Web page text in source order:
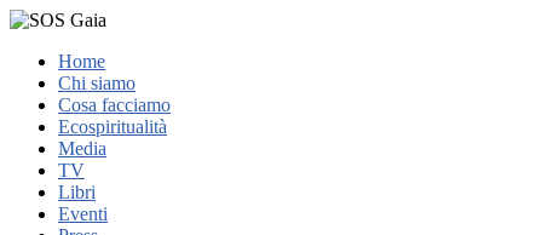
Home
Chi siamo
Cosa facciamo
Ecospiritualità
Media
TV
Libri
Eventi